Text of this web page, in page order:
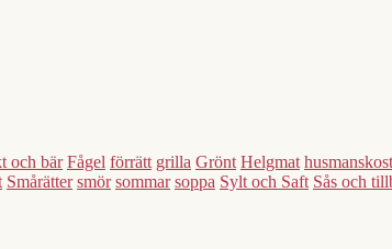
och bär Fågel förrätt grilla Grönt Helgmat husmanskost
Smårätter smör sommar soppa Sylt och Saft Sås och